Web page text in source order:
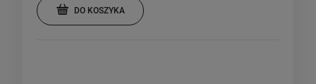
DO KOSZYKA